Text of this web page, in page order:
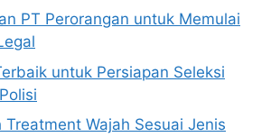
PT Perorangan untuk Memulai
untuk Persiapan Seleksi
Treatment Wajah Sesuai Jenis